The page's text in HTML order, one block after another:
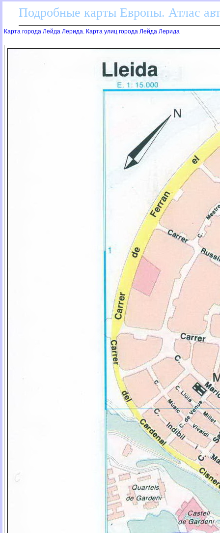
Подробные карты Европы. Атлас
Карта города Лейда Лерида. Карта улиц города Лейда Лерида